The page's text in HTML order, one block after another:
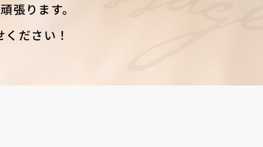
張ります。
ださい！